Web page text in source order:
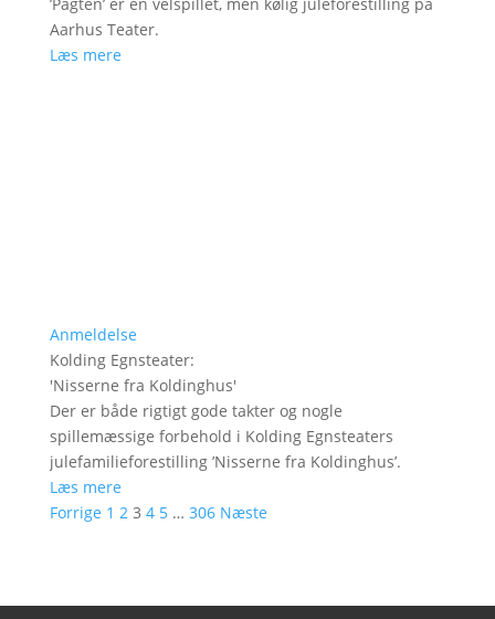
Aarhus Teater.
Læs mere
Anmeldelse
Kolding Egnsteater:
'Nisserne fra Koldinghus'
Der er både rigtigt gode takter og nogle
spillemæssige forbehold i Kolding Egnsteaters
julefamilieforestilling ’Nisserne fra Koldinghus’.
Læs mere
Forrige 1 2 3 4 5 … 306 Næste